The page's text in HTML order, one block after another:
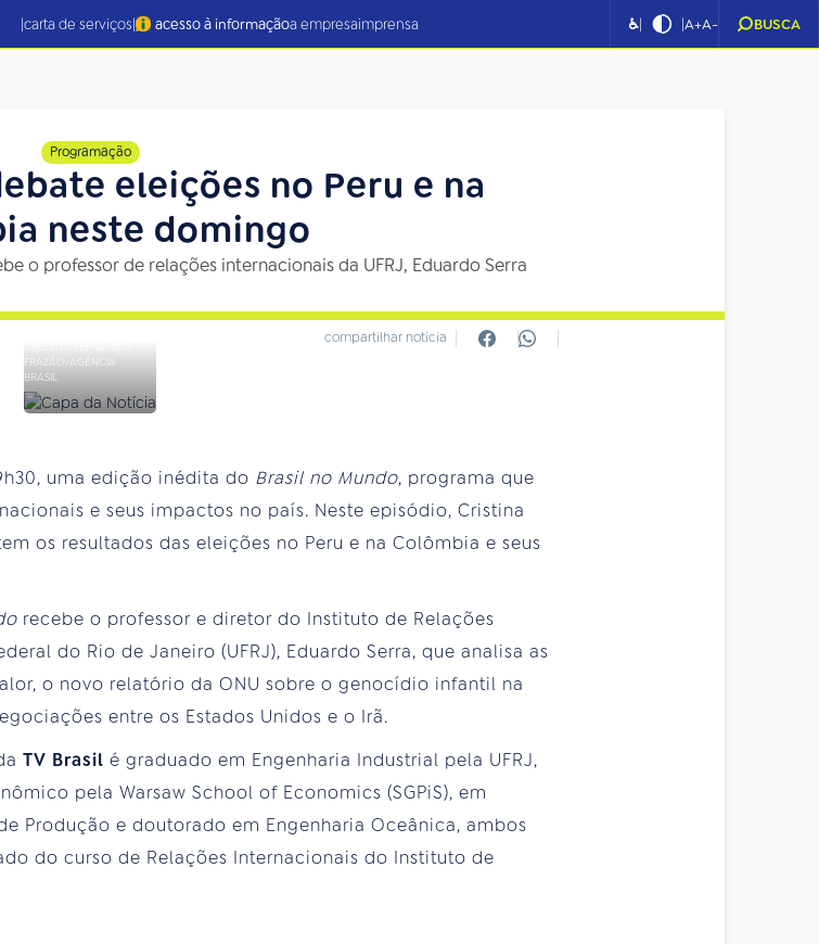
|carta de serviços| acesso à informaçãoa empresaimprensa ♿| |A+A- BUSCA
Programação
eleições no Peru e na
neste domingo
o professor de relações internacionais da UFRJ, Eduardo Serra
compartilhar notícia
FRAZÃO/AGÊNCIA
BRASIL
uma edição inédita do Brasil no Mundo, programa que
e seus impactos no país. Neste episódio, Cristina
os resultados das eleições no Peru e na Colômbia e seus
recebe o professor e diretor do Instituto de Relações
do Rio de Janeiro (UFRJ), Eduardo Serra, que analisa as
o novo relatório da ONU sobre o genocídio infantil na
entre os Estados Unidos e o Irã.
TV Brasil é graduado em Engenharia Industrial pela UFRJ,
pela Warsaw School of Economics (SGPiS), em
Produção e doutorado em Engenharia Oceânica, ambos
do curso de Relações Internacionais do Instituto de